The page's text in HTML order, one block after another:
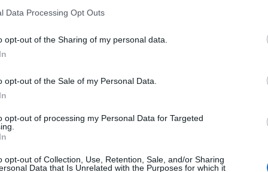
Data Processing Opt Outs
opt-out of the Sharing of my personal data.
opt-out of the Sale of my Personal Data.
opt-out of processing my Personal Data for Targeted
opt-out of Collection, Use, Retention, Sale, and/or Sharing
Data that Is Unrelated with the Purposes for which it
orosz sereg élére, az ABC műsorában pedig arra tett
olyan fegyvert megad Ukrajnának, amire szüksége van
szerint minden nap folyamatosan szállítják a
tartalmazza:
cikkarchívum